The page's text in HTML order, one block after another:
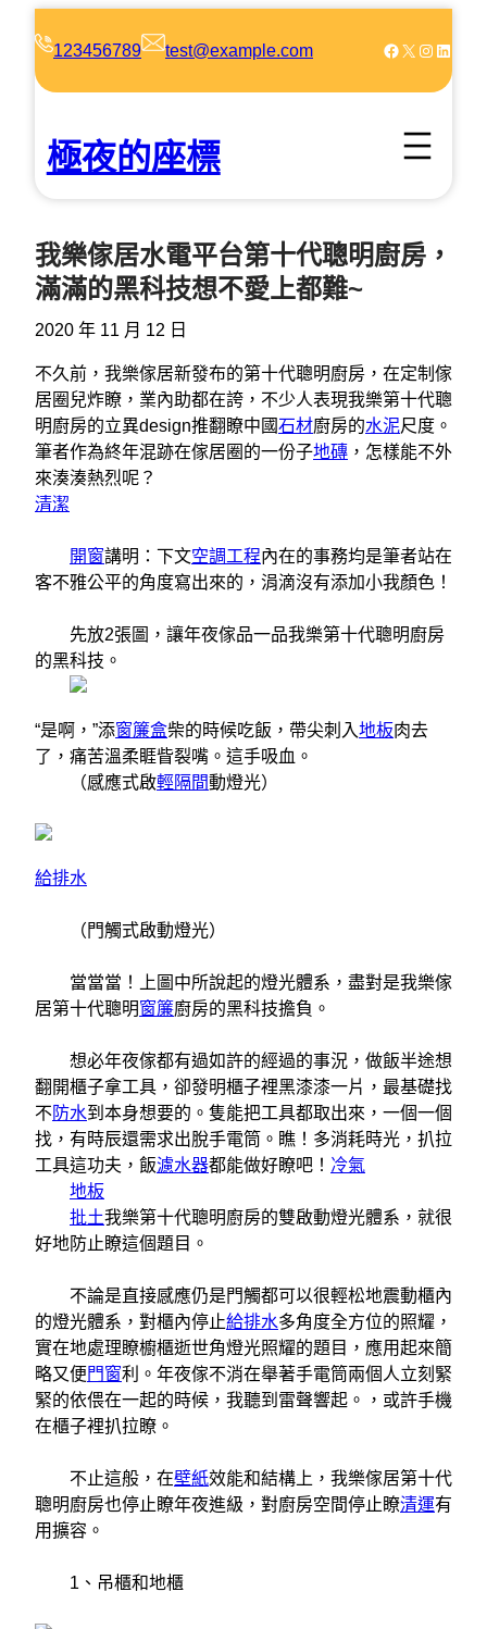
123456789 test@example.com Facebook X Instagram LinkedIn
極夜的座標
我樂傢居水電平台第十代聰明廚房，
滿滿的黑科技想不愛上都難~
2020 年 11 月 12 日
不久前，我樂傢居新發布的第十代聰明廚房，在定制傢
居圈兒炸瞭，業內助都在誇，不少人表現我樂第十代聰
明廚房的立異design推翻瞭中國石材廚房的水泥尺度。
筆者作為終年混跡在傢居圈的一份子地磚 ，怎樣能不外
來湊湊熱烈呢？
清潔
開窗講明：下文空調工程內在的事務均是筆者站在
客不雅公平的角度寫出來的，涓滴沒有添加小我顏色！
先放2張圖，讓年夜傢品一品我樂第十代聰明廚房
的黑科技。
“是啊，”添窗簾盒柴的時候吃飯，帶尖刺入地板肉去
了，痛苦溫柔睚眥裂嘴。這手吸血。
（感應式啟輕隔間動燈光）
給排水
（門觸式啟動燈光）
當當當！上圖中所說起的燈光體系，盡對是我樂傢
居第十代聰明窗簾廚房的黑科技擔負。
想必年夜傢都有過如許的經過的事況，做飯半途想
翻開櫃子拿工具，卻發明櫃子裡黑漆漆一片，最基礎找
不防水到本身想要的。隻能把工具都取出來，一個一個
找，有時辰還需求出脫手電筒。瞧！多消耗時光，扒拉
工具這功夫，飯濾水器都能做好瞭吧！ 冷氣
地板
批土我樂第十代聰明廚房的雙啟動燈光體系，就很
好地防止瞭這個題目。
不論是直接感應仍是門觸都可以很輕松地震動櫃內
的燈光體系，對櫃內停止給排水多角度全方位的照耀，
實在地處理瞭櫥櫃逝世角燈光照耀的題目，應用起來簡
略又便門窗利。年夜傢不消在舉著手電筒兩個人立刻緊
緊的依偎在一起的時候，我聽到雷聲響起。，或許手機
在櫃子裡扒拉瞭。
不止這般，在壁紙效能和結構上，我樂傢居第十代
聰明廚房也停止瞭年夜進級，對廚房空間停止瞭清運有
用擴容。
1、吊櫃和地櫃